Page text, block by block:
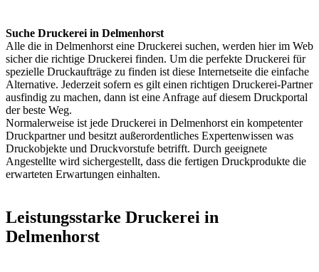
Suche Druckerei in Delmenhorst
Alle die in Delmenhorst eine Druckerei suchen, werden hier im Web
sicher die richtige Druckerei finden. Um die perfekte Druckerei für
spezielle Druckaufträge zu finden ist diese Internetseite die einfache
Alternative. Jederzeit sofern es gilt einen richtigen Druckerei-Partner
ausfindig zu machen, dann ist eine Anfrage auf diesem Druckportal
der beste Weg.
Normalerweise ist jede Druckerei in Delmenhorst ein kompetenter
Druckpartner und besitzt außerordentliches Expertenwissen was
Druckobjekte und Druckvorstufe betrifft. Durch geeignete
Angestellte wird sichergestellt, dass die fertigen Druckprodukte die
erwarteten Erwartungen einhalten.
Leistungsstarke Druckerei in
Delmenhorst